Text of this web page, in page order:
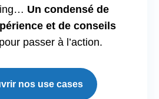
Un condensé de
et de conseils
pour passer à l’action.
nos use cases